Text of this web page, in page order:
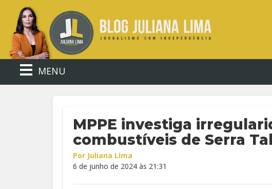
MENU
MPPE investiga
combustíveis de Serra
Por Juliana Lima
6 de junho de 2024 às 21:31